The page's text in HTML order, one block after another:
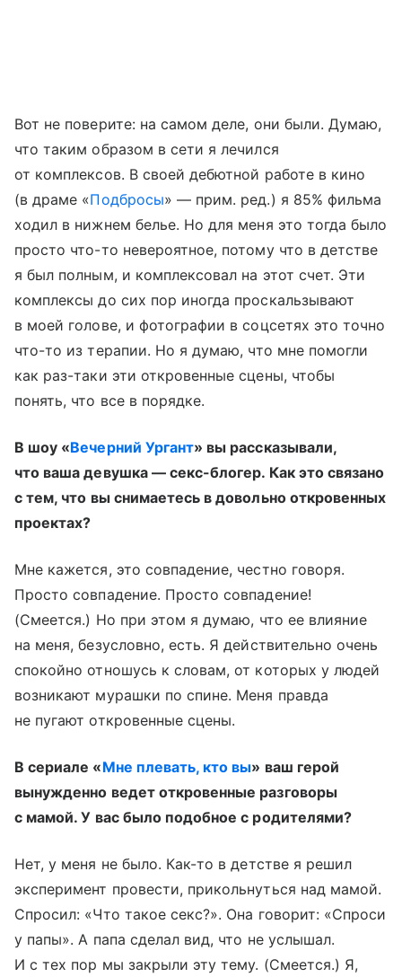
Вот не поверите: на самом деле, они были. Думаю,
что таким образом в сети я лечился
от комплексов. В своей дебютной работе в кино
(в драме «Подбросы» — прим. ред.) я 85% фильма
ходил в нижнем белье. Но для меня это тогда было
просто что-то невероятное, потому что в детстве
я был полным, и комплексовал на этот счет. Эти
комплексы до сих пор иногда проскальзывают
в моей голове, и фотографии в соцсетях это точно
что-то из терапии. Но я думаю, что мне помогли
как раз-таки эти откровенные сцены, чтобы
понять, что все в порядке.
В шоу «Вечерний Ургант» вы рассказывали,
что ваша девушка — секс-блогер. Как это связано
с тем, что вы снимаетесь в довольно откровенных
проектах?
Мне кажется, это совпадение, честно говоря.
Просто совпадение. Просто совпадение!
(Смеется.) Но при этом я думаю, что ее влияние
на меня, безусловно, есть. Я действительно очень
спокойно отношусь к словам, от которых у людей
возникают мурашки по спине. Меня правда
не пугают откровенные сцены.
В сериале «Мне плевать, кто вы» ваш герой
вынужденно ведет откровенные разговоры
с мамой. У вас было подобное с родителями?
Нет, у меня не было. Как-то в детстве я решил
эксперимент провести, прикольнуться над мамой.
Спросил: «Что такое секс?». Она говорит: «Спроси
у папы». А папа сделал вид, что не услышал.
И с тех пор мы закрыли эту тему. (Смеется.) Я,